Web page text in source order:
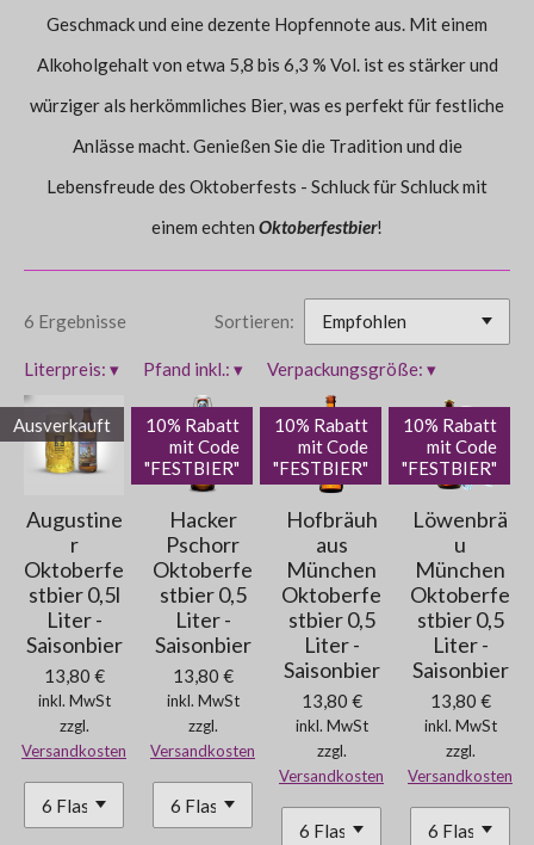
Geschmack und eine dezente Hopfennote aus. Mit einem
Alkoholgehalt von etwa 5,8 bis 6,3 % Vol. ist es stärker und
würziger als herkömmliches Bier, was es perfekt für festliche
Anlässe macht. Genießen Sie die Tradition und die
Lebensfreude des Oktoberfests - Schluck für Schluck mit
einem echten Oktoberfestbier!
6 Ergebnisse Sortieren:
Literpreis: ▾ Pfand inkl.: ▾ Verpackungsgröße: ▾
Ausverkauft
Augustine
r
Oktoberfe
stbier 0,5l
Liter -
Saisonbier
13,80 €
inkl. MwSt
zzgl.
Versandkosten
10% Rabatt
mit Code
"FESTBIER"
Hacker
Pschorr
Oktoberfe
stbier 0,5
Liter -
Saisonbier
13,80 €
inkl. MwSt
zzgl.
Versandkosten
10% Rabatt
mit Code
"FESTBIER"
Hofbräuh
aus
München
Oktoberfe
stbier 0,5
Liter -
Saisonbier
13,80 €
inkl. MwSt
zzgl.
Versandkosten
10% Rabatt
mit Code
"FESTBIER"
Löwenbrä
u
München
Oktoberfe
stbier 0,5
Liter -
Saisonbier
13,80 €
inkl. MwSt
zzgl.
Versandkosten